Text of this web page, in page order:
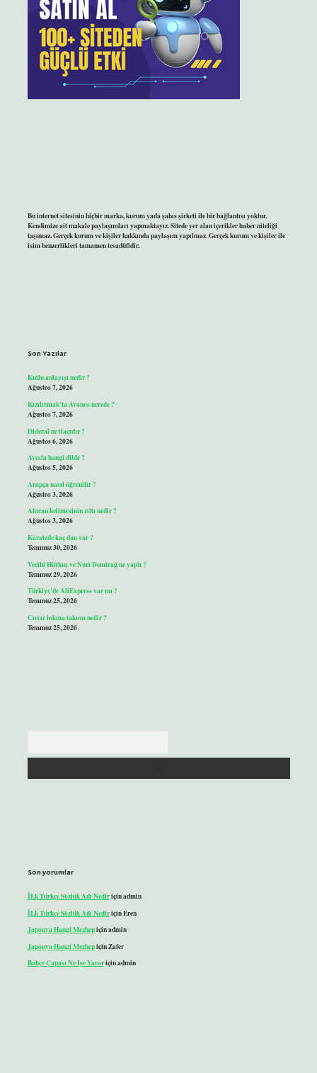
Bu internet sitesinin hiçbir marka, kurum yada şahıs şirketi ile bir bağlantısı yoktur.
Kendimize ait makale paylaşımları yapmaktayız. Sitede yer alan içerikler haber niteliği
taşımaz. Gerçek kurum ve kişiler hakkında paylaşım yapılmaz. Gerçek kurum ve kişiler ile
isim benzerlikleri tamamen tesadüfidir.
Son Yazılar
Kutlu anlayışı nedir ?
Ağustos 7, 2026
Kızılırmak’ta Avanos nerede ?
Ağustos 7, 2026
Dideral ne ilacıdır ?
Ağustos 6, 2026
Avesta hangi dilde ?
Ağustos 5, 2026
Arapça nasıl öğrenilir ?
Ağustos 3, 2026
Afacan kelimesinin zıttı nedir ?
Ağustos 3, 2026
Karatede kaç dan var ?
Temmuz 30, 2026
Vecihi Hürkuş ve Nuri Demirağ ne yaptı ?
Temmuz 29, 2026
Türkiye’de AliExpress var mı ?
Temmuz 25, 2026
Cırcır lokma takımı nedir ?
Temmuz 25, 2026
Son yorumlar
İLk Türkçe Sözlük Adı Nediriçinadmin
İLk Türkçe Sözlük Adı NediriçinEren
Japonya Hangi Mezhepiçinadmin
Japonya Hangi MezhepiçinZafer
Bahçe Çapası Ne Işe Yarariçinadmin